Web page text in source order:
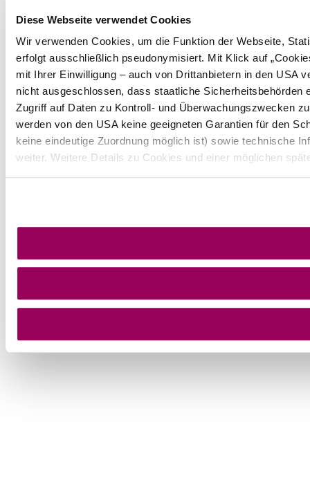
Diese Webseite verwendet Cookies
Wir verwenden Cookies, um die Funktion der Webseite,
erfolgt ausschließlich pseudonymisiert. Mit Klick auf
mit Ihrer Einwilligung – auch von Drittanbietern in den USA
nicht ausgeschlossen, dass staatliche Sicherheitsbehörden
Zugriff auf Daten zu Kontroll- und Überwachungszwecken
werden von den USA keine geeigneten Garantien für den
keine eindeutige Zuordnung möglich ist) sowie technische
weiter. Weitere Details zu Cookies und einer möglichen